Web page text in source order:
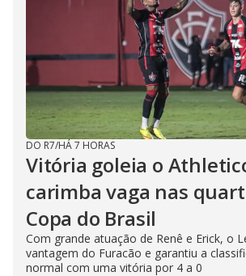
DO R7/HÁ 7 HORAS
Vitória goleia o
carimba vaga nas
Copa do Brasil
Com grande atuação de Renê e Erick, o
vantagem do Furacão e garantiu a
normal com uma vitória por 4 a 0